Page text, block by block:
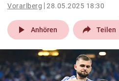
pin_drop
Wien
bookmark
Vorarlberg 28.05.2025 18:30
play_arrow Anhören Teilen